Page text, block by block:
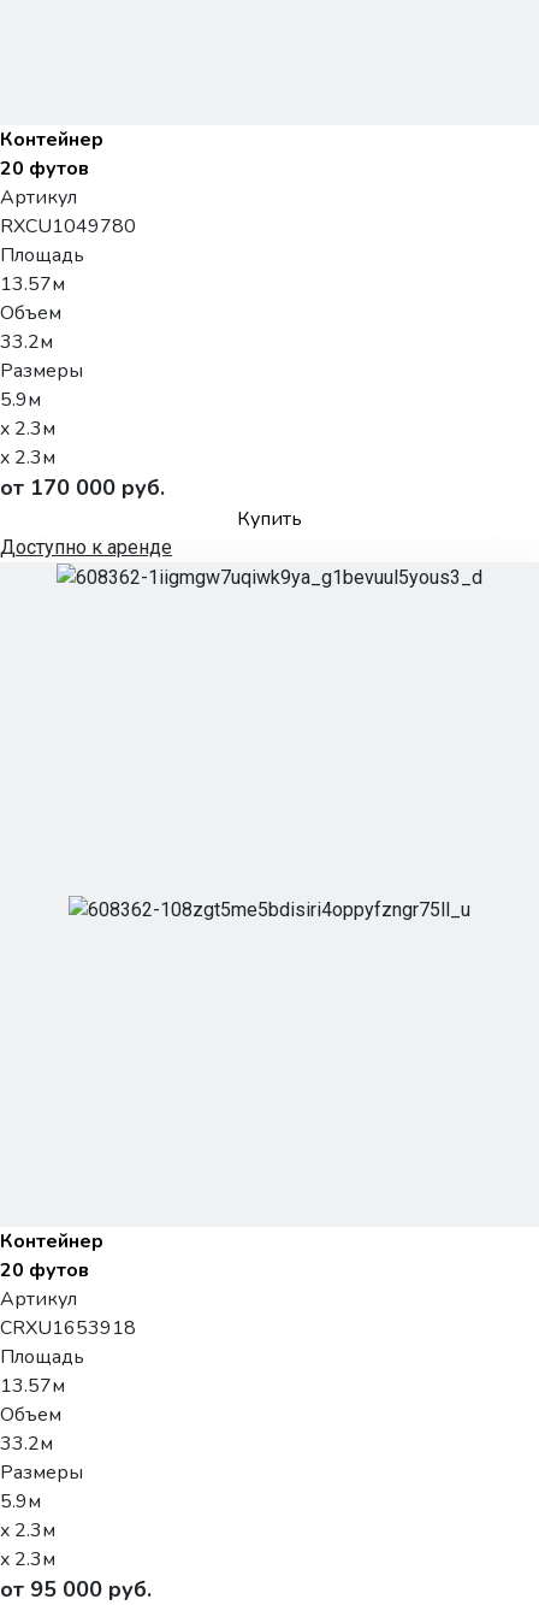
Контейнер
20 футов
Артикул
RXCU1049780
Площадь
13.57м
Объем
33.2м
Размеры
5.9м
x 2.3м
x 2.3м
от 170 000 руб.
Купить
Доступно к аренде
Контейнер
20 футов
Артикул
CRXU1653918
Площадь
13.57м
Объем
33.2м
Размеры
5.9м
x 2.3м
x 2.3м
от 95 000 руб.